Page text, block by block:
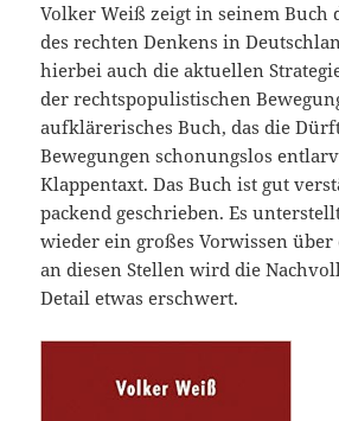
Volker Weiß zeigt in seinem Buch
des rechten Denkens in
hierbei auch die aktuellen
der rechtspopulistischen
aufklärerisches Buch, das die
Bewegungen schonungslos
Klappentaxt. Das Buch ist gut
packend geschrieben. Es
wieder ein großes Vorwissen über
an diesen Stellen wird die
Detail etwas erschwert.